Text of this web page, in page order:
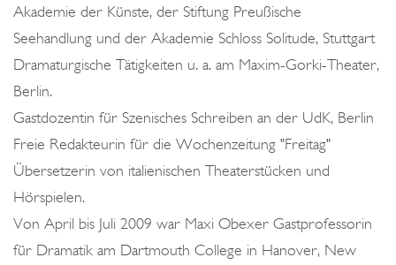
Akademie der Künste, der Stiftung Preußische
Seehandlung und der Akademie Schloss Solitude, Stuttgart
Dramaturgische Tätigkeiten u. a. am Maxim-Gorki-Theater,
Berlin.
Gastdozentin für Szenisches Schreiben an der UdK, Berlin
Freie Redakteurin für die Wochenzeitung "Freitag"
Übersetzerin von italienischen Theaterstücken und
Hörspielen.
Von April bis Juli 2009 war Maxi Obexer Gastprofessorin
für Dramatik am Dartmouth College in Hanover, New